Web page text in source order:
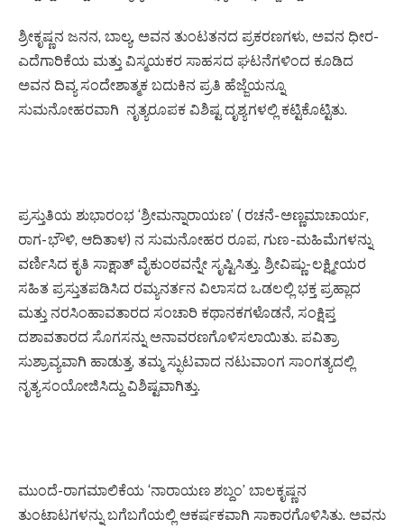
ಶ್ರೀಕೃಷ್ಣನ ಜನನ, ಬಾಲ್ಯ, ಅವನ ತುಂಟತನದ ಪ್ರಕರಣಗಳು, ಅವನ ಧೀರ-
ಎದೆಗಾರಿಕೆಯ ಮತ್ತು ವಿಸ್ಮಯಕರ ಸಾಹಸದ ಘಟನೆಗಳಿಂದ ಕೂಡಿದ
ಅವನ ದಿವ್ಯ ಸಂದೇಶಾತ್ಮಕ ಬದುಕಿನ ಪ್ರತಿ ಹೆಜ್ಜೆಯನ್ನೂ
ಸುಮನೋಹರವಾಗಿ ನೃತ್ಯರೂಪಕ ವಿಶಿಷ್ಟ ದೃಶ್ಯಗಳಲ್ಲಿ ಕಟ್ಟಿಕೊಟ್ಟಿತು.
ಪ್ರಸ್ತುತಿಯ ಶುಭಾರಂಭ ‘ಶ್ರೀಮನ್ನಾರಾಯಣ’ ( ರಚನೆ- ಅಣ್ಣಮಾಚಾರ್ಯ,
ರಾಗ- ಭೌಳಿ, ಆದಿತಾಳ) ನ ಸುಮನೋಹರ ರೂಪ, ಗುಣ -ಮಹಿಮೆಗಳನ್ನು
ವರ್ಣಿಸಿದ ಕೃತಿ ಸಾಕ್ಷಾತ್ ವೈಕುಂಠವನ್ನೇ ಸೃಷ್ಟಿಸಿತ್ತು. ಶ್ರೀವಿಷ್ಣು- ಲಕ್ಷ್ಮೀಯರ
ಸಹಿತ ಪ್ರಸ್ತುತಪಡಿಸಿದ ರಮ್ಯನರ್ತನ ವಿಲಾಸದ ಒಡಲಲ್ಲಿ ಭಕ್ತ ಪ್ರಹ್ಲಾದ
ಮತ್ತು ನರಸಿಂಹಾವತಾರದ ಸಂಚಾರಿ ಕಥಾನಕಗಳೊಡನೆ, ಸಂಕ್ಷಿಪ್ತ
ದಶಾವತಾರದ ಸೊಗಸನ್ನು ಅನಾವರಣಗೊಳಿಸಲಾಯಿತು. ಪವಿತ್ರಾ
ಸುಶ್ರಾವ್ಯವಾಗಿ ಹಾಡುತ್ತ, ತಮ್ಮ ಸ್ಫುಟವಾದ ನಟುವಾಂಗ ಸಾಂಗತ್ಯದಲ್ಲಿ
ನೃತ್ಯಸಂಯೋಜಿಸಿದ್ದು ವಿಶಿಷ್ಟವಾಗಿತ್ತು.
ಮುಂದೆ-ರಾಗಮಾಲಿಕೆಯ ‘ನಾರಾಯಣ ಶಬ್ದಂ’ ಬಾಲಕೃಷ್ಣನ
ತುಂಟಾಟಗಳನ್ನು ಬಗೆಬಗೆಯಲ್ಲಿ ಆಕರ್ಷಕವಾಗಿ ಸಾಕಾರಗೊಳಿಸಿತು. ಅವನು